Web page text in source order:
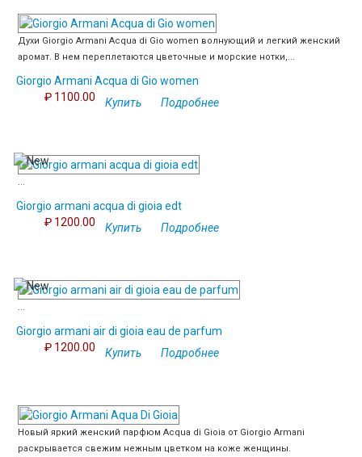
Духи Giorgio Armani Acqua di Gio women волнующий и легкий женский
аромат. В нем переплетаются цветочные и морские нотки,...
Giorgio Armani Acqua di Gio women
₽ 1100.00
Купить Подробнее
...
Giorgio armani acqua di gioia edt
₽ 1200.00
Купить Подробнее
...
Giorgio armani air di gioia eau de parfum
₽ 1200.00
Купить Подробнее
Новый яркий женский парфюм Acqua di Gioia от Giorgio Armani
раскрывается свежим нежным цветком на коже женщины.